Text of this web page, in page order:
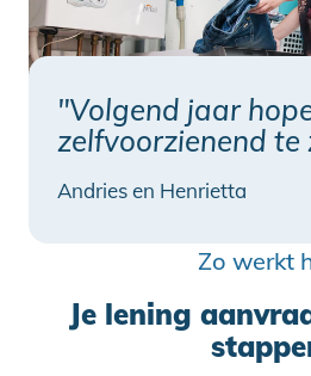
"Volgend jaar
zelfvoorzienend te
Andries en Henrietta
Zo werkt
Je lening